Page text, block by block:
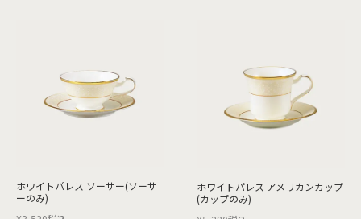
ホワイトパレス ソーサー(ソーサ
ーのみ)
ホワイトパレス アメリカンカップ
(カップのみ)